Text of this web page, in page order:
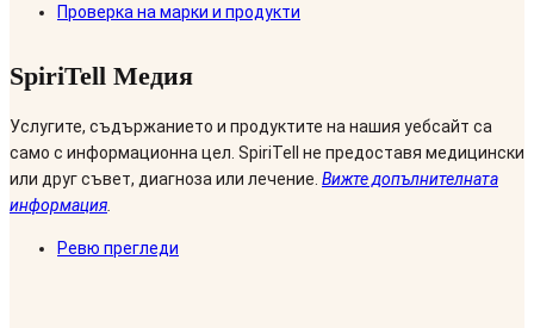
Проверка на марки и продукти
SpiriTell Медия
Услугите, съдържанието и продуктите на нашия уебсайт са
само с информационна цел. SpiriTell не предоставя медицински
или друг съвет, диагноза или лечение. Вижте допълнителната
информация
Ревю прегледи